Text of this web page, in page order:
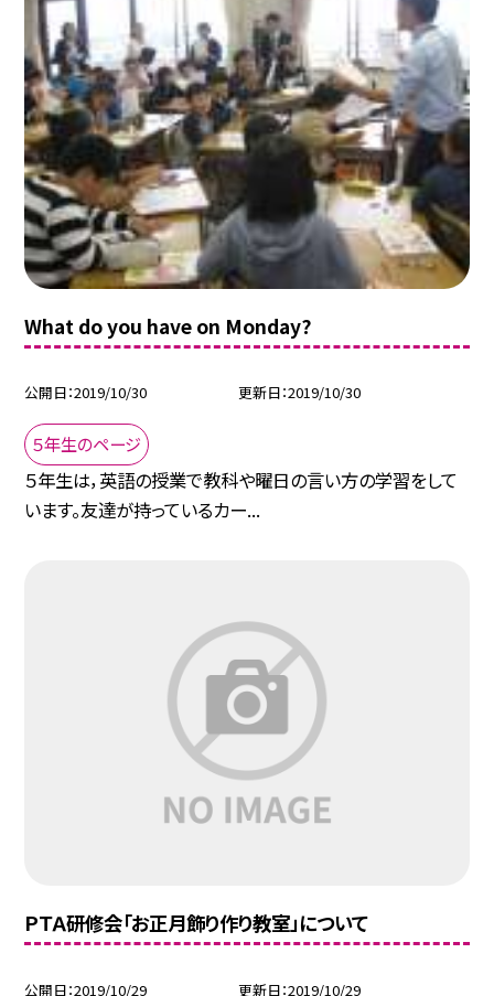
What do you have on Monday?
公開日 2019/10/30 更新日 2019/10/30
５年生のページ
５年生は，英語の授業で教科や曜日の言い方の学習をして
います。友達が持っているカー...
ＰＴＡ研修会「お正月飾り作り教室」について
公開日 2019/10/29 更新日 2019/10/29